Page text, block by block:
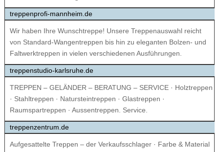
treppenprofi-mannheim.de
Wir haben Ihre Wunschtreppe! Unsere Treppenauswahl reicht
von Standard-Wangentreppen bis hin zu eleganten Bolzen- und
Faltwerktreppen in vielen verschiedenen Ausführungen.
treppenstudio-karlsruhe.de
TREPPEN – GELÄNDER – BERATUNG – SERVICE · Holztreppen
· Stahltreppen · Natursteintreppen · Glastreppen ·
Raumspartreppen · Aussentreppen. Service.
treppenzentrum.de
Aufgesattelte Treppen – der Verkaufsschlager · Farbe & Material